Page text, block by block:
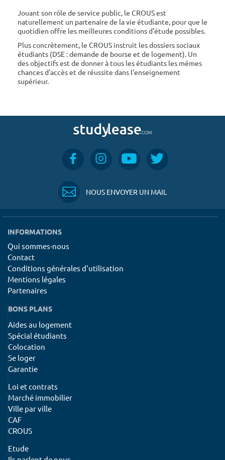
Jouant son rôle de service public, le CROUS est
naturellement un partenaire de la vie étudiante, pour que le
quotidien offre les meilleures conditions d'étude possibles.
Plus concrètement, le CROUS instruit les dossiers sociaux
étudiants (DSE : demande de bourse et de logement). Un
des objectifs est de donner à tous les étudiants les mêmes
chances d'accès et de réussite dans l'enseignement
supérieur.
NOUS ENVOYER UN MAIL
INFORMATIONS
Qui sommes-nous
Contact
Conditions générales d'utilisation
Mentions légales
Partenaires
BONS PLANS
Aides au logement
Spécial étudiants
Colocation
Se loger
Garantie
Loi et contrats
Marché immobilier
Ville par ville
CAF
CROUS
Etude